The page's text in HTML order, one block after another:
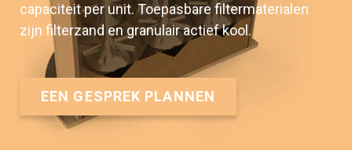
capaciteit per unit. Toepasbare filtermaterialen
zijn filterzand en granulair actief kool.
EEN GESPREK PLANNEN